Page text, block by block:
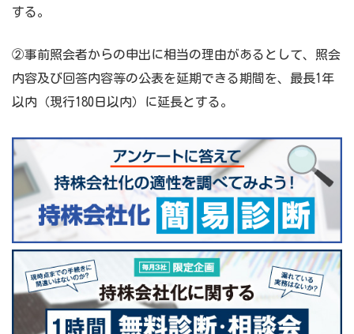
する。
②事前照会者からの申出に相当の理由があるとして、照会
内容及び回答内容等の公表を延期できる期間を、最長1年
以内（現行180日以内）に延長とする。